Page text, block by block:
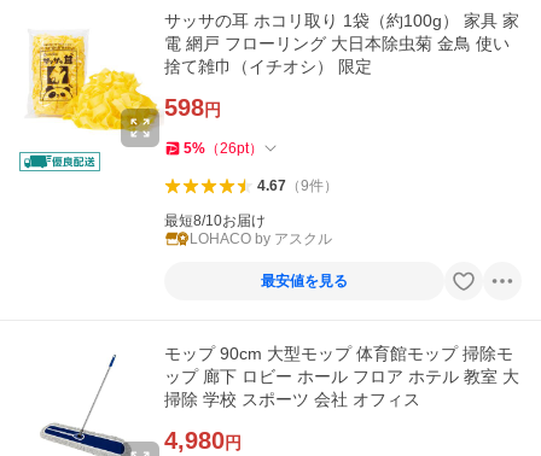
サッサの耳 ホコリ取り 1袋（約100g） 家具 家
電 網戸 フローリング 大日本除虫菊 金鳥 使い
捨て雑巾（イチオシ） 限定
598円
5% （26pt）
4.67（9件）
最短8/10お届け
LOHACO by アスクル
最安値を見る
モップ 90cm 大型モップ 体育館モップ 掃除モ
ップ 廊下 ロビー ホール フロア ホテル 教室 大
掃除 学校 スポーツ 会社 オフィス
4,980円